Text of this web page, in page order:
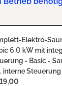
Elektro-
6,0 kW mit
- Basic -
interne Steuerung